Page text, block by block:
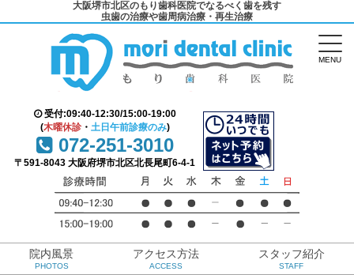
大阪堺市北区のもり歯科医院でなるべく歯を残す
虫歯の治療や歯周病治療・再生治療
受付:09:40-12:30/15:00-19:00
(木曜休診・ 土日午前診療のみ)
072-251-3010
〒591-8043 大阪府堺市北区北長尾町6-4-1
院内風景
PHOTOS
アクセス方法
ACCESS
スタッフ紹介
STAFF
MENU